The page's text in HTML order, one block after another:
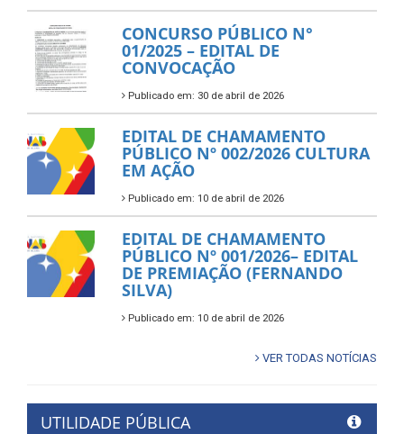
CONCURSO PÚBLICO N°
01/2025 – EDITAL DE
CONVOCAÇÃO
Publicado em: 30 de abril de 2026
EDITAL DE CHAMAMENTO
PÚBLICO Nº 002/2026 CULTURA
EM AÇÃO
Publicado em: 10 de abril de 2026
EDITAL DE CHAMAMENTO
PÚBLICO Nº 001/2026– EDITAL
DE PREMIAÇÃO (FERNANDO
SILVA)
Publicado em: 10 de abril de 2026
VER TODAS NOTÍCIAS
UTILIDADE PÚBLICA